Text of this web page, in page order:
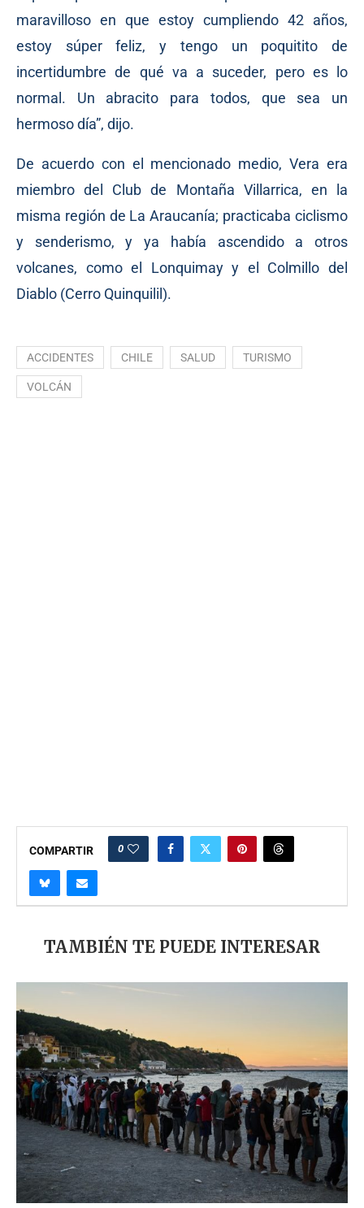
maravilloso en que estoy cumpliendo 42 años,
estoy súper feliz, y tengo un poquitito de
incertidumbre de qué va a suceder, pero es lo
normal. Un abracito para todos, que sea un
hermoso día”, dijo.
De acuerdo con el mencionado medio, Vera era
miembro del Club de Montaña Villarrica, en la
misma región de La Araucanía; practicaba ciclismo
y senderismo, y ya había ascendido a otros
volcanes, como el Lonquimay y el Colmillo del
Diablo (Cerro Quinquilil).
ACCIDENTES CHILE SALUD TURISMO
VOLCÁN
COMPARTIR 0
TAMBIÉN TE PUEDE INTERESAR